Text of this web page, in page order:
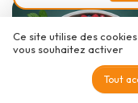
Ce site utilise des
vous souhaitez activer
Tout